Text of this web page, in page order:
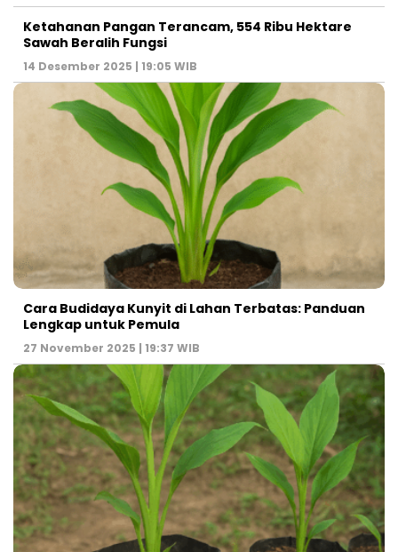
Ketahanan Pangan Terancam, 554 Ribu Hektare
Sawah Beralih Fungsi
14 Desember 2025 | 19:05 WIB
Cara Budidaya Kunyit di Lahan Terbatas: Panduan
Lengkap untuk Pemula
27 November 2025 | 19:37 WIB